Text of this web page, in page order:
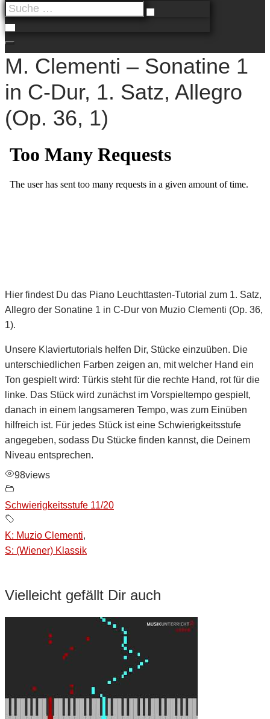
Suche
…
M. Clementi – Sonatine 1
in C-Dur, 1. Satz, Allegro
(Op. 36, 1)
Hier findest Du das Piano Leuchttasten-Tutorial zum 1. Satz,
Allegro der Sonatine 1 in C-Dur von Muzio Clementi (Op. 36,
1).
Unsere Klaviertutorials helfen Dir, Stücke einzuüben. Die
unterschiedlichen Farben zeigen an, mit welcher Hand ein
Ton gespielt wird: Türkis steht für die rechte Hand, rot für die
linke. Das Stück wird zunächst im Vorspieltempo gespielt,
danach in einem langsameren Tempo, was zum Einüben
hilfreich ist. Für jedes Stück ist eine Schwierigkeitsstufe
angegeben, sodass Du Stücke finden kannst, die Deinem
Niveau entsprechen.
98views
Schwierigkeitsstufe 11/20
K: Muzio Clementi,
S: (Wiener) Klassik
Vielleicht gefällt Dir auch